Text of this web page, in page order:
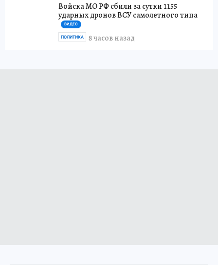
Войска МО РФ сбили за сутки 1155
ударных дронов ВСУ самолетного типа
ВИДЕО
8 часов назад
ПОЛИТИКА